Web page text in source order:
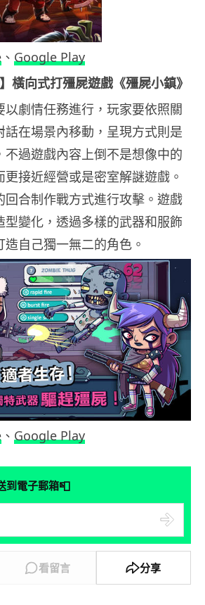
、 Google Play
橫向式打殭屍遊戲《殭屍小鎮》
以劇情任務進行，玩家要依照關
話在場景內移動，呈現方式則是
不過遊戲內容上倒不是想像中的
接近經營或是密室解謎遊戲。
回合制作戰方式進行攻擊。遊戲
型變化，透過多樣的武器和服飾
自己獨一無二的角色。
、 Google Play
到電子郵箱📮
看留言 分享